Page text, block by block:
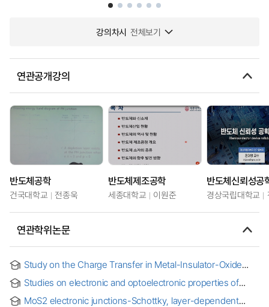
강의차시 전체보기
연관공개강의
반도체공학
건국대학교 전종욱
반도체제조공학
세종대학교 이원준
반도체신뢰성공
경상국립대학교
연관학위논문
Study on the Charge Transfer in Metal-Insulator-Oxide
Insulator = 절연체 결함 공학을 통한 금속-절연체-산화물
반도체 다이오드에서 발생하는 전하 흐름에 대한 연구
Studies on electronic and optoelectronic properties of
MoS2 electronic junctions-Schottky, layer-dependent